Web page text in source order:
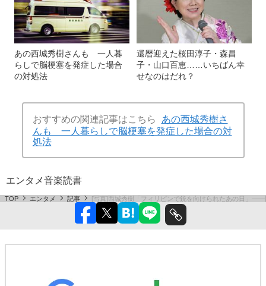
あの西城秀樹さんも 一人暮
らしで脳梗塞を発症した場合
の対処法
還暦迎えた桜田淳子・森昌
子・山口百恵……いちばん幸
せなのはだれ？
おすすめの関連記事はこちら
あの西城秀樹さ
んも 一人暮らしで脳梗塞を発症した場合の対
処法
エンタメ音楽読書
TOP エンタメ 記事 [写真]西城秀樹「フィリピンで銃を向けられたあの日」